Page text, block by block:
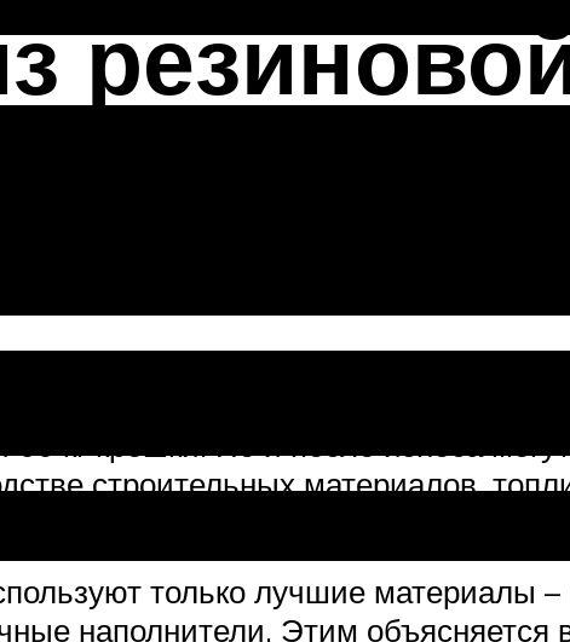
изношенных шин. На данный
кг крошки. Но и после износа
строительных материалов,
только лучшие материалы
наполнители. Этим объясняется